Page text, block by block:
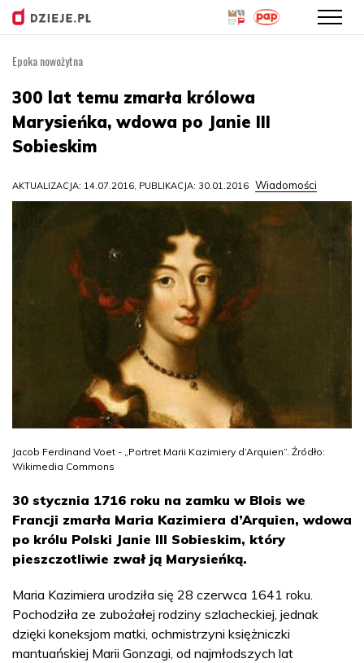
treści
Epoka nowożytna
300 lat temu zmarła królowa
Marysieńka, wdowa po Janie III
Sobieskim
AKTUALIZACJA: 14.07.2016, PUBLIKACJA: 30.01.2016 Wiadomości
Jacob Ferdinand Voet - „Portret Marii Kazimiery d’Arquien”. Źródło:
Wikimedia Commons
30 stycznia 1716 roku na zamku w Blois we
Francji zmarła Maria Kazimiera d’Arquien, wdowa
po królu Polski Janie III Sobieskim, który
pieszczotliwie zwał ją Marysieńką.
Maria Kazimiera urodziła się 28 czerwca 1641 roku.
Pochodziła ze zubożałej rodziny szlacheckiej, jednak
dzięki koneksjom matki, ochmistrzyni księżniczki
mantuańskiej Marii Gonzagi, od najmłodszych lat